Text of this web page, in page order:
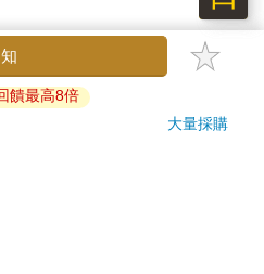
ATM! 如接獲電話要求您前往
，以免受騙上當！
饋最高8倍
大量採購